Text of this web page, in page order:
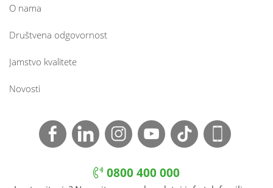
O nama
Društvena odgovornost
Jamstvo kvalitete
Novosti
0800 400 000